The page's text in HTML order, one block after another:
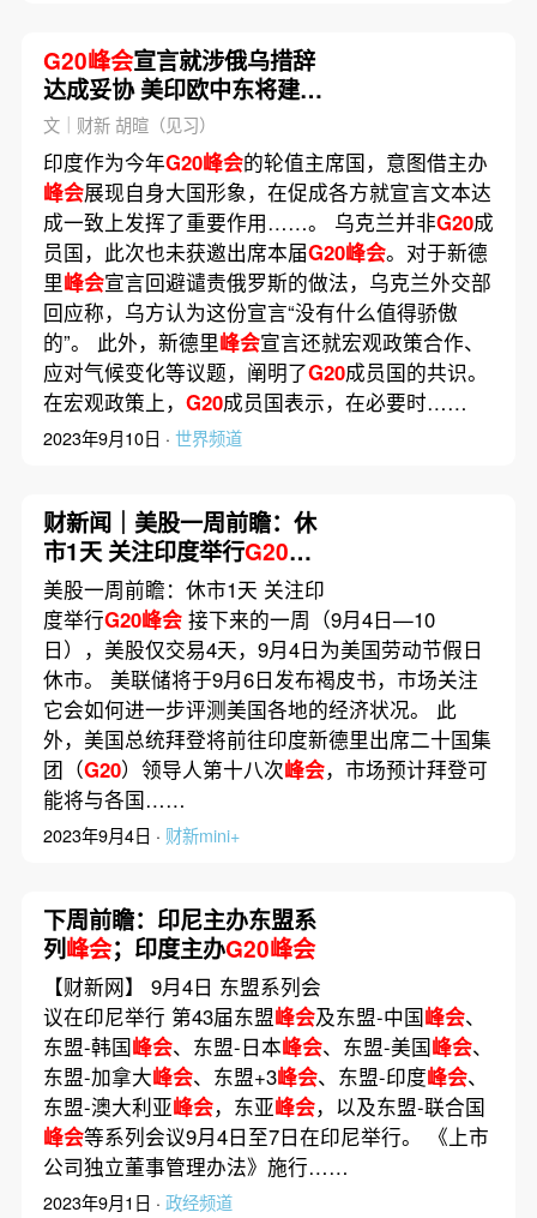
G20峰会宣言就涉俄乌措辞
达成妥协 美印欧中东将建经
济走廊加强联通
文｜财新 胡暄（见习）
印度作为今年G20峰会的轮值主席国，意图借主办
峰会展现自身大国形象，在促成各方就宣言文本达
成一致上发挥了重要作用……。 乌克兰并非G20成
员国，此次也未获邀出席本届G20峰会。对于新德
里峰会宣言回避谴责俄罗斯的做法，乌克兰外交部
回应称，乌方认为这份宣言“没有什么值得骄傲
的”。 此外，新德里峰会宣言还就宏观政策合作、
应对气候变化等议题，阐明了G20成员国的共识。
在宏观政策上， G20成员国表示，在必要时……
2023年9月10日 · 世界频道
财新闻｜美股一周前瞻：休
市1天 关注印度举行G20峰
会
美股一周前瞻：休市1天 关注印
度举行G20峰会接下来的一周（9月4日—10
日），美股仅交易4天，9月4日为美国劳动节假日
休市。 美联储将于9月6日发布褐皮书，市场关注
它会如何进一步评测美国各地的经济状况。 此
外，美国总统拜登将前往印度新德里出席二十国集
团（G20）领导人第十八次峰会，市场预计拜登可
能将与各国……
2023年9月4日 · 财新mini+
下周前瞻：印尼主办东盟系
列峰会；印度主办G20峰会
【财新网】 9月4日 东盟系列会
议在印尼举行 第43届东盟峰会及东盟-中国峰会、
东盟-韩国峰会、东盟-日本峰会、东盟-美国峰会、
东盟-加拿大峰会、东盟+3峰会、东盟-印度峰会、
东盟-澳大利亚峰会，东亚峰会，以及东盟-联合国
峰会等系列会议9月4日至7日在印尼举行。 《上市
公司独立董事管理办法》施行……
2023年9月1日 · 政经频道